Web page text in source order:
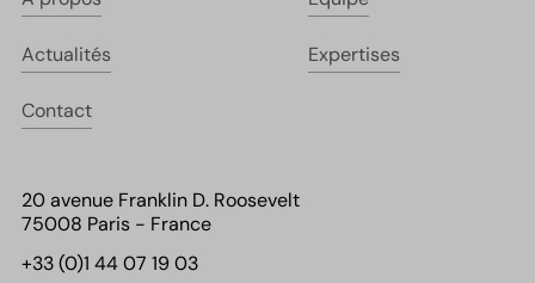
Actualités Expertises
Contact
20 avenue Franklin D. Roosevelt
75008 Paris - France
+33 (0)1 44 07 19 03